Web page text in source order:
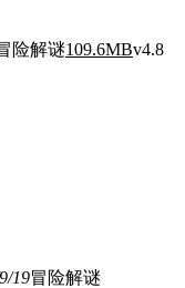
险解谜109.6MBv4.8
19冒险解谜